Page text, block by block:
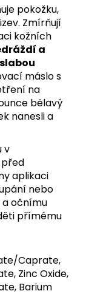
pokožku,
Zmírňují
kožních
a
máslo s
na
bělavý
nanesli a
v
aplikaci
nebo
očnímu
přímému
Caprate,
Zinc Oxide,
Barium